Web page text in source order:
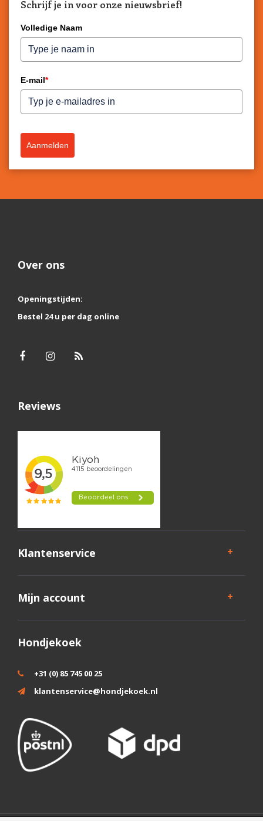
Schrijf je in voor onze nieuwsbrief!
Volledige Naam
E-mail*
Aanmelden
Over ons
Openingstijden:
Bestel 24 u per dag online
Reviews
Klantenservice
Mijn account
Hondjekoek
+31 (0) 85 745 00 25
klantenservice@hondjekoek.nl